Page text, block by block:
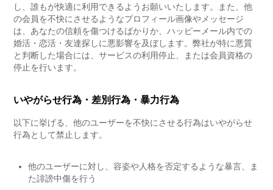
し、誰もが快適に利用できるようお願いいたします。また、他
の会員を不快にさせるようなプロフィール画像やメッセージ
は、あなたの信頼を傷つけるばかりか、ハッピーメール内での
婚活・恋活・友達探しに悪影響を及ぼします。弊社が特に悪質
と判断した場合には、サービスの利用停止、または会員資格の
停止を行います。
いやがらせ行為・差別行為・暴力行為
以下に挙げる、他のユーザーを不快にさせる行為はいやがらせ
行為として禁止します。
他のユーザーに対し、容姿や人格を否定するような暴言、ま
た誹謗中傷を行う